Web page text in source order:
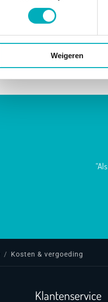
Weigeren
Kosten & vergoeding
Klantenservice